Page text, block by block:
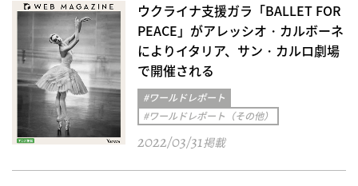
ウクライナ支援ガラ「BALLET FOR
PEACE」がアレッシオ・カルボーネ
によりイタリア、サン・カルロ劇場
で開催される
#ワールドレポート
#ワールドレポート（その他）
2022/03/31掲載